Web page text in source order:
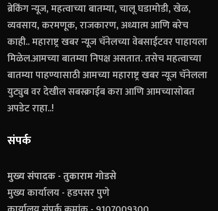
ब्रेकिंग न्यूज, महत्वाच्या बातम्या, चालू घडामोडी, खेळ,
व्यवसाय, करमणूक, राजकारण, अध्यात्म आणि बरेच
काही.. महाराष्ट्र खबर न्यूज चॅनेलच्या वेबसाईटवर पाहायला
मिळेल.आमच्या बातम्या निपक्ष असतात. तसेच महत्वाच्या
बातम्या पाहण्यासाठी आमच्या महाराष्ट्र खबर न्यूज चॅनेलला
युट्युब वर देखील सबस्क्राईब करा आणि आमच्यासोबत
अपडेट राहा..!
संपर्क
मुख्य संपादक - तुकाराम गोडसे
मुख्य कार्यालय - हडपसर पुणे